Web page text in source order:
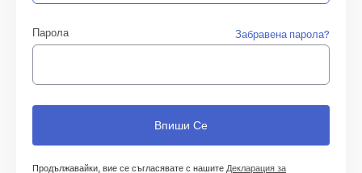
Парола Забравена парола?
Продължавайки, вие се съгласявате с нашитеДекларация за